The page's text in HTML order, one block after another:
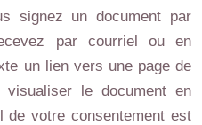
signez un document par
par courriel ou en
un lien vers une page de
le document en
de votre consentement est